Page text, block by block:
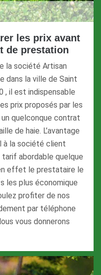
les prix avant
de prestation
la société Artisan
dans la ville de Saint
, il est indispensable
prix proposés par les
quelconque contrat
de haie. L’avantage
à la société client
tarif abordable quelque
effet le prestataire le
les plus économique
profiter de nos
par téléphone
vous donnerons